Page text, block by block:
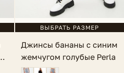
ВЫБРАТЬ РАЗМЕР
Джинсы бананы с синим
жемчугом голубые Perla